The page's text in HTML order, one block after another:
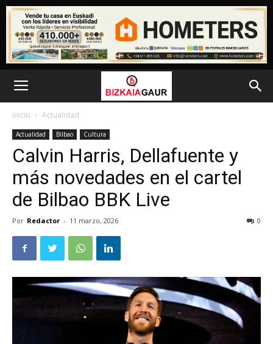
Inicio Actualidad
Actualidad Bilbao Cultura
Calvin Harris, Dellafuente y
más novedades en el cartel
de Bilbao BBK Live
Por Redactor - 11 marzo, 2026 0